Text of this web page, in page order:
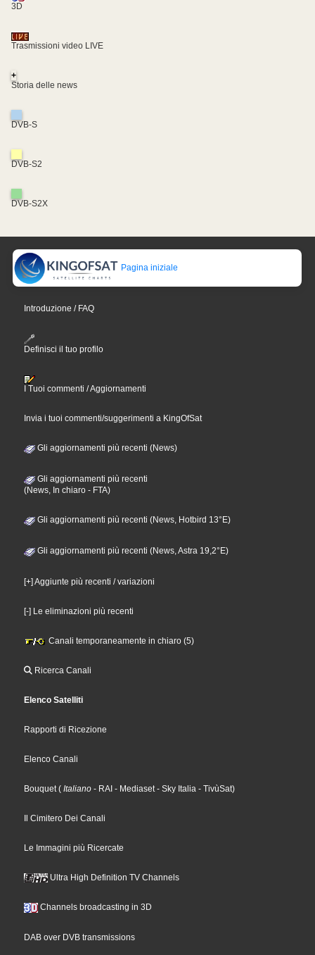
3D
Trasmissioni video LIVE
+
Storia delle news
DVB-S
DVB-S2
DVB-S2X
Pagina iniziale
Introduzione / FAQ
Definisci il tuo profilo
I Tuoi commenti / Aggiornamenti
Invia i tuoi commenti/suggerimenti a KingOfSat
Gli aggiornamenti più recenti (News)
Gli aggiornamenti più recenti
(News, In chiaro - FTA)
Gli aggiornamenti più recenti (News, Hotbird 13°E)
Gli aggiornamenti più recenti (News, Astra 19,2°E)
[+] Aggiunte più recenti / variazioni
[-] Le eliminazioni più recenti
Canali temporaneamente in chiaro (5)
Ricerca Canali
Elenco Satelliti
Rapporti di Ricezione
Elenco Canali
Bouquet ( Italiano - RAI - Mediaset - Sky Italia - TivùSat)
Il Cimitero Dei Canali
Le Immagini più Ricercate
Ultra High Definition TV Channels
Channels broadcasting in 3D
DAB over DVB transmissions